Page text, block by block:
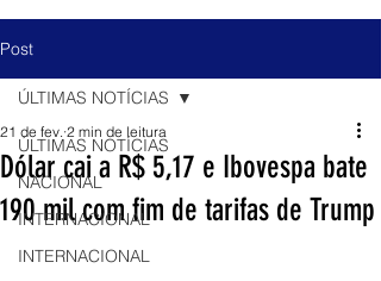
Post
ÚLTIMAS NOTÍCIAS
NACIONAL
INTERNACIONAL
INTERNACIONAL
ÚLTIMAS NOTÍCIAS
Dólar cai a R$ 5,17 e Ibovespa bate
190 mil com fim de tarifas de Trump
21 de fev. 2 min de leitura